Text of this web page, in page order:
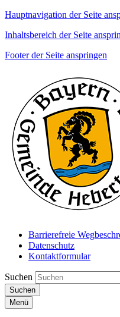
Hauptnavigation der Seite
Inhaltsbereich der Seite
Footer der Seite anspringen
Barrierefreie
Datenschutz
Kontaktformular
Suchen
Suchen
Menü